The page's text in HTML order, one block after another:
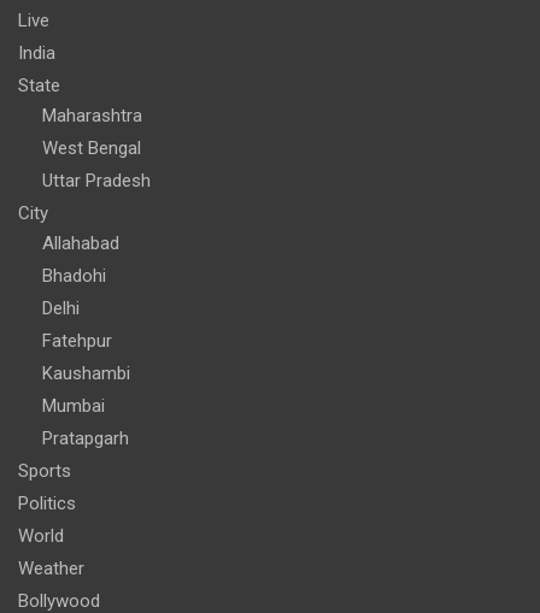
Live
India
State
Maharashtra
West Bengal
Uttar Pradesh
City
Allahabad
Bhadohi
Delhi
Fatehpur
Kaushambi
Mumbai
Pratapgarh
Sports
Politics
World
Weather
Bollywood